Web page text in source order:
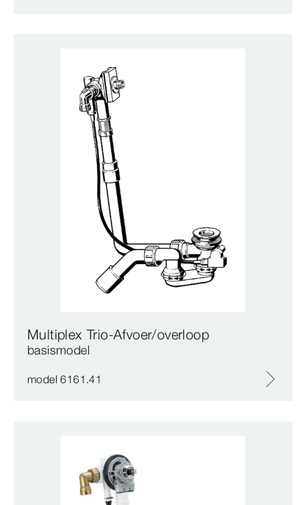
Multiplex Trio-Afvoer/overloop
basismodel
model 6161.41